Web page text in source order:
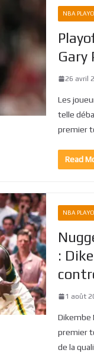
NBA
Gary
26 avril
Les
telle
premier
Read
NBA
:
1 août
Dikembe
premier
de la